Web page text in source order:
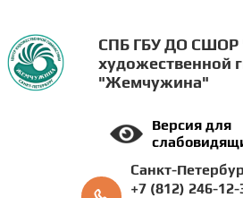
СПБ ГБУ ДО СШОР
художественной
"Жемчужина"
Версия для
Санкт-
+7 (812) 246-12-